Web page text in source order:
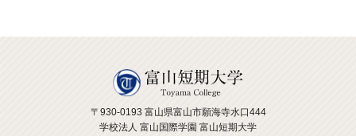
〒930-0193 富山県富山市願海寺水口444
学校法人 富山国際学園 富山短期大学